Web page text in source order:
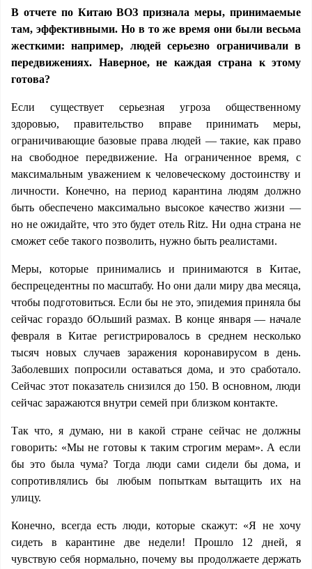
В отчете по Китаю ВОЗ признала меры, принимаемые
там, эффективными. Но в то же время они были весьма
жесткими: например, людей серьезно ограничивали в
передвижениях. Наверное, не каждая страна к этому
готова?
Если существует серьезная угроза общественному
здоровью, правительство вправе принимать меры,
ограничивающие базовые права людей — такие, как право
на свободное передвижение. На ограниченное время, с
максимальным уважением к человеческому достоинству и
личности. Конечно, на период карантина людям должно
быть обеспечено максимально высокое качество жизни —
но не ожидайте, что это будет отель Ritz. Ни одна страна не
сможет себе такого позволить, нужно быть реалистами.
Меры, которые принимались и принимаются в Китае,
беспрецедентны по масштабу. Но они дали миру два месяца,
чтобы подготовиться. Если бы не это, эпидемия приняла бы
сейчас гораздо бОльший размах. В конце января — начале
февраля в Китае регистрировалось в среднем несколько
тысяч новых случаев заражения коронавирусом в день.
Заболевших попросили оставаться дома, и это сработало.
Сейчас этот показатель снизился до 150. В основном, люди
сейчас заражаются внутри семей при близком контакте.
Так что, я думаю, ни в какой стране сейчас не должны
говорить: «Мы не готовы к таким строгим мерам». А если
бы это была чума? Тогда люди сами сидели бы дома, и
сопротивлялись бы любым попыткам вытащить их на
улицу.
Конечно, всегда есть люди, которые скажут: «Я не хочу
сидеть в карантине две недели! Прошло 12 дней, я
чувствую себя нормально, почему вы продолжаете держать